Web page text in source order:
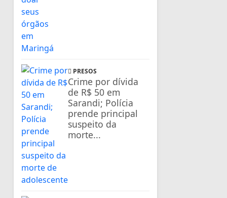
PRESOS
Crime por dívida
de R$ 50 em
Sarandi; Polícia
prende principal
suspeito da
morte...